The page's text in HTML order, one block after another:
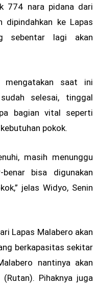
774 nara pidana dari
dipindahkan ke Lapas
sebentar lagi akan
mengatakan saat ini
selesai, tinggal
bagian vital seperti
pokok.
masih menunggu
bisa digunakan
jelas Widyo, Senin
Lapas Malabero akan
berkapasitas sekitar
nantinya akan
Pihaknya juga